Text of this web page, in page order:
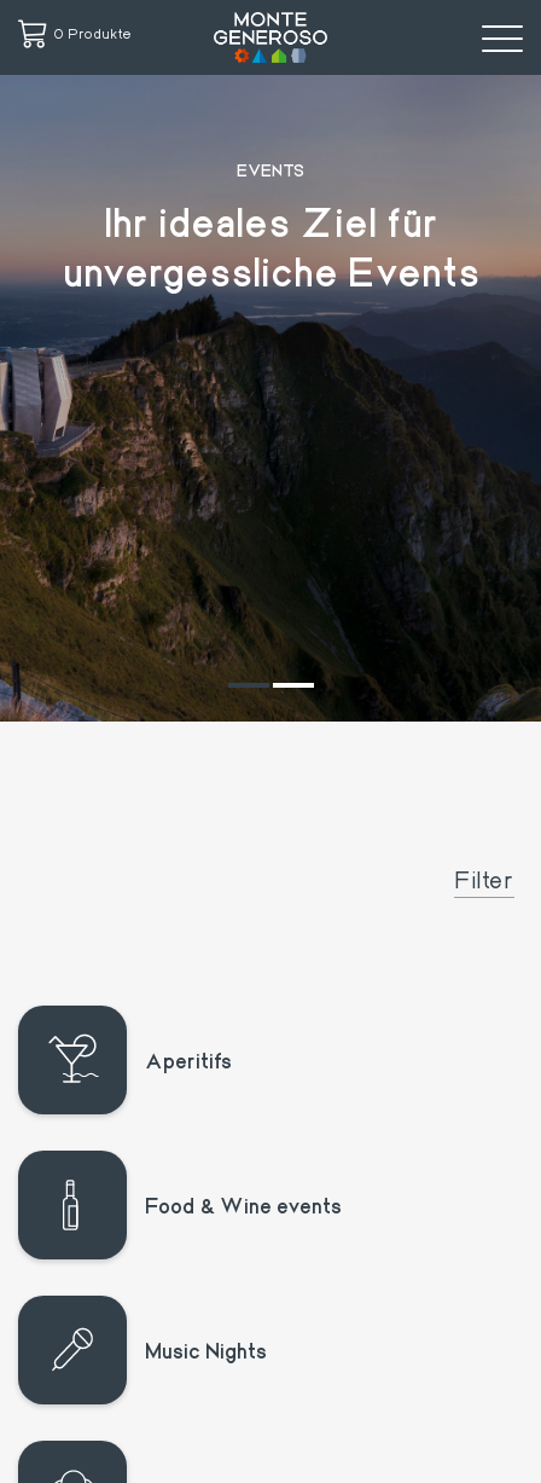
0 Produkte
EVENTS
Ihr ideales Ziel für
unvergessliche Events
Filter
Aperitifs
Food & Wine events
Music Nights